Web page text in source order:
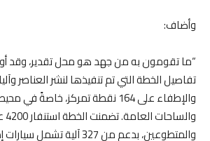
وأضاف:
“ما تقومون به من جهد هو محل تقدير، وقد
تفاصيل الخطة التي تم تنفيذها لنشر العناصر
والإطفاء على 164 نقطة تمركز، خاصةً
والمتطوعين، بدعم من 327